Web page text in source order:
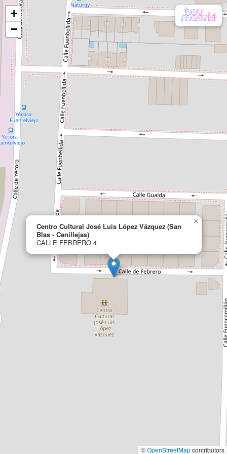
Centro Cultural José Luis López Vázquez (San
Blas - Canillejas)
CALLE FEBRERO 4
×
+
−
©OpenStreetMapcontributors